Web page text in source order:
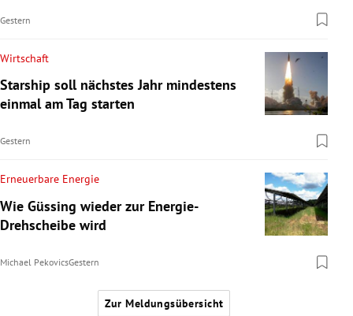
Gestern
Wirtschaft
Starship soll nächstes Jahr mindestens
einmal am Tag starten
Gestern
Erneuerbare Energie
Wie Güssing wieder zur Energie-
Drehscheibe wird
Michael PekovicsGestern
Zur Meldungsübersicht